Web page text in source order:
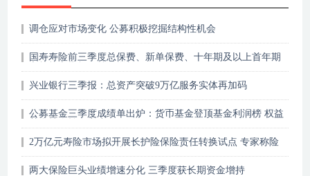
调仓应对市场变化 公募积极挖掘结构性机会
国寿寿险前三季度总保费、新单保费、十年期及以上首年期
兴业银行三季报：总资产突破9万亿服务实体再加码
公募基金三季度成绩单出炉：货币基金登顶基金利润榜 权益
2万亿元寿险市场拟开展长护险保险责任转换试点 专家称险
两大保险巨头业绩增速分化 三季度获长期资金增持